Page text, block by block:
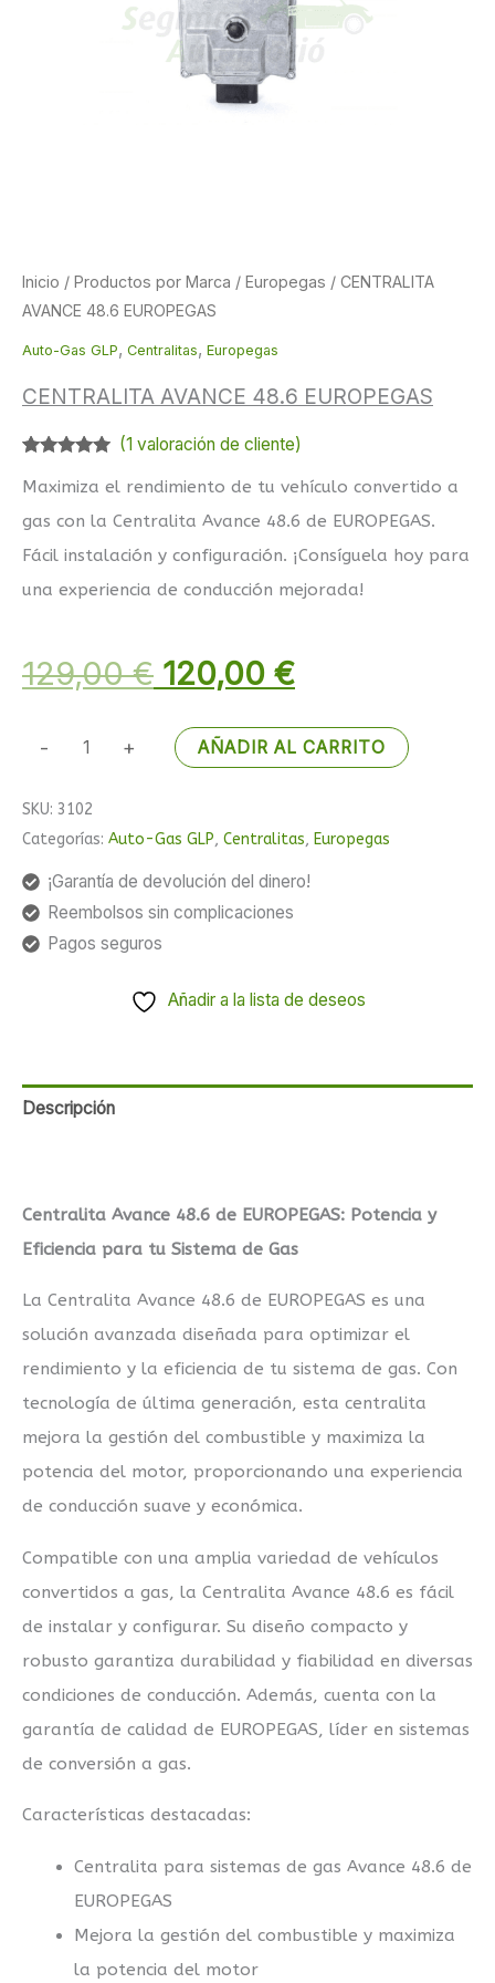
Inicio / Productos por Marca / Europegas / CENTRALITA
AVANCE 48.6 EUROPEGAS
Auto-Gas GLP, Centralitas, Europegas
CENTRALITA AVANCE 48.6 EUROPEGAS
con5.00de
avaloración
de un
cliente
(1 valoración de cliente)
Maximiza el rendimiento de tu vehículo convertido a
gas con la Centralita Avance 48.6 de EUROPEGAS.
Fácil instalación y configuración. ¡Consíguela hoy para
una experiencia de conducción mejorada!
129,00€
original
era:
120,00 €
actual
- + AÑADIR AL CARRITO
SKU: 3102
Categorías: Auto-Gas GLP, Centralitas, Europegas
¡Garantía de devolución del dinero!
Reembolsos sin complicaciones
Pagos seguros
Añadir a la lista de deseos
Descripción
Centralita Avance 48.6 de EUROPEGAS: Potencia y
Eficiencia para tu Sistema de Gas
La Centralita Avance 48.6 de EUROPEGAS es una
solución avanzada diseñada para optimizar el
rendimiento y la eficiencia de tu sistema de gas. Con
tecnología de última generación, esta centralita
mejora la gestión del combustible y maximiza la
potencia del motor, proporcionando una experiencia
de conducción suave y económica.
Compatible con una amplia variedad de vehículos
convertidos a gas, la Centralita Avance 48.6 es fácil
de instalar y configurar. Su diseño compacto y
robusto garantiza durabilidad y fiabilidad en diversas
condiciones de conducción. Además, cuenta con la
garantía de calidad de EUROPEGAS, líder en sistemas
de conversión a gas.
Características destacadas:
Centralita para sistemas de gas Avance 48.6 de
EUROPEGAS
Mejora la gestión del combustible y maximiza
la potencia del motor